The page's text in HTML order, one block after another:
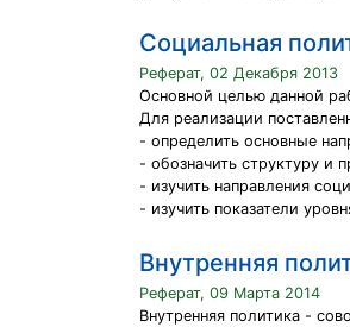
Социальная
Реферат, 02 Декабря 2013
Основной целью данной
Для реализации
- определить основные
- обозначить структуру и
- изучить направления
- изучить показатели
Внутренняя
Реферат, 09 Марта 2014
Внутренняя политика -